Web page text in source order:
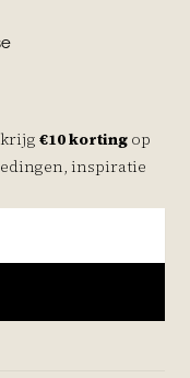
€10 korting op
inspiratie